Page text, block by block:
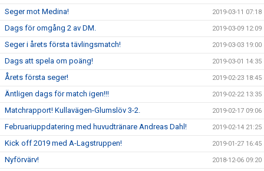
Seger mot Medina! 2019-03-11 07:18
Dags för omgång 2 av DM. 2019-03-09 12:09
Seger i årets första tävlingsmatch! 2019-03-03 19:00
Dags att spela om poäng! 2019-03-01 14:35
Årets första seger! 2019-02-23 18:45
Äntligen dags för match igen!!! 2019-02-22 13:35
Matchrapport! Kullavägen-Glumslöv 3-2. 2019-02-17 09:06
Februariuppdatering med huvudtränare Andreas Dahl! 2019-02-14 21:25
Kick off 2019 med A-Lagstruppen! 2019-01-27 16:45
Nyförvärv! 2018-12-06 09:20